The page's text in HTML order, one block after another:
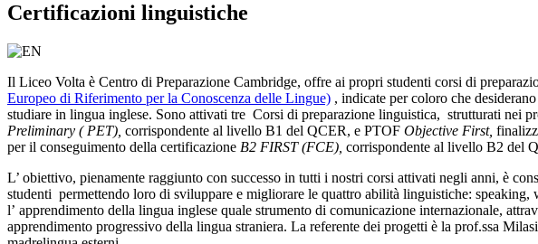
Certificazioni linguistiche
Il Liceo Volta è Centro di Preparazione Cambridge, offre ai propri studenti corsi di
Europeo di Riferimento per la Conoscenza delle Lingue) , indicate per coloro che
studiare in lingua inglese. Sono attivati tre Corsi di preparazione linguistica, strutturati nei
Preliminary ( PET), corrispondente al livello B1 del QCER, e PTOF Objective First,
per il conseguimento della certificazione B2 FIRST (FCE), corrispondente al livello B2 del
L’ obiettivo, pienamente raggiunto con successo in tutti i nostri corsi attivati negli anni, è
studenti permettendo loro di sviluppare e migliorare le quattro abilità linguistiche: speaking,
l’ apprendimento della lingua inglese quale strumento di comunicazione internazionale,
apprendimento progressivo della lingua straniera. La referente dei progetti è la prof.ssa